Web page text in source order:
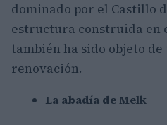
dominado por el Castillo
estructura construida en
también ha sido objeto
renovación.
La abadía de Melk